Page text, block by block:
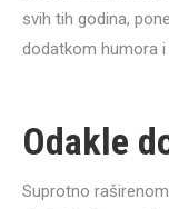
svih tih godina,
dodatkom humora i
Odakle
Suprotno